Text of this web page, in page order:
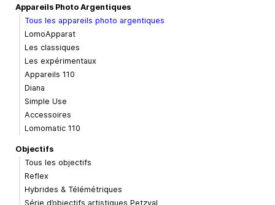
Appareils Photo Argentiques
Tous les appareils photo argentiques
LomoApparat
Les classiques
Les expérimentaux
Appareils 110
Diana
Simple Use
Accessoires
Lomomatic 110
Objectifs
Tous les objectifs
Reflex
Hybrides & Télémétriques
Série d’objectifs artistiques Petzval